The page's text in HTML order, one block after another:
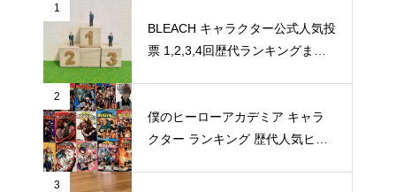
1
BLEACH キャラクター公式人気投
票 1,2,3,4回歴代ランキングまと
2
僕のヒーローアカデミア キャラ
クター ランキング 歴代人気ヒー
3